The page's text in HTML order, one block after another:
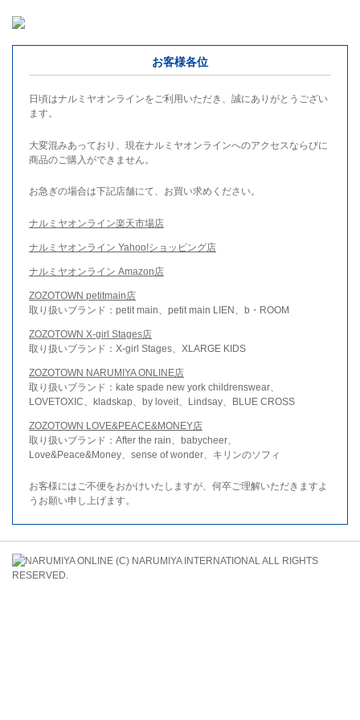
お客様各位
日頃はナルミヤオンラインをご利用いただき、誠にありがとうござい
ます。
大変混みあっており、現在ナルミヤオンラインへのアクセスならびに
商品のご購入ができません。
お急ぎの場合は下記店舗にて、お買い求めください。
ナルミヤオンライン楽天市場店
ナルミヤオンライン Yahoo!ショッピング店
ナルミヤオンライン Amazon店
ZOZOTOWN petitmain店
取り扱いブランド：petit main、petit main LIEN、b・ROOM
ZOZOTOWN X-girl Stages店
取り扱いブランド：X-girl Stages、XLARGE KIDS
ZOZOTOWN NARUMIYA ONLINE店
取り扱いブランド：kate spade new york childrenswear、
LOVETOXIC、kladskap、by loveit、Lindsay、BLUE CROSS
ZOZOTOWN LOVE&PEACE&MONEY店
取り扱いブランド：After the rain、babycheer、
Love&Peace&Money、sense of wonder、キリンのソフィ
お客様にはご不便をおかけいたしますが、何卒ご理解いただきますよ
うお願い申し上げます。